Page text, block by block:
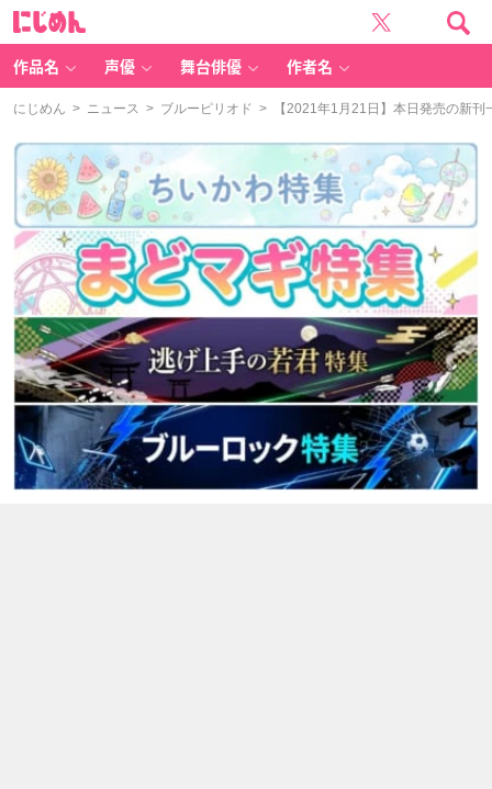
作品名 声優 舞台俳優 作者名
にじめん > ニュース > ブルーピリオド > 【2021年1月21日】本日発売の新刊